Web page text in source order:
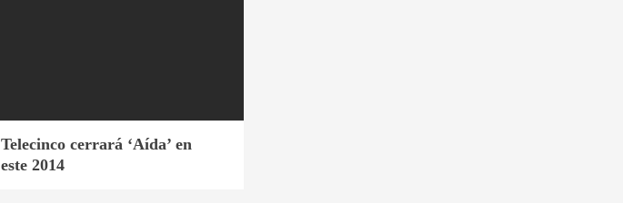
Telecinco cerrará ‘Aída’ en
este 2014